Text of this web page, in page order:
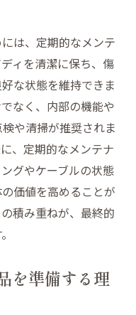
は、定期的なメンテ
ィを清潔に保ち、傷
な状態を維持できま
なく、内部の機能や
や清掃が推奨されま
、定期的なメンテナ
グやケーブルの状態
価値を高めることが
積み重ねが、最終的
を準備する理